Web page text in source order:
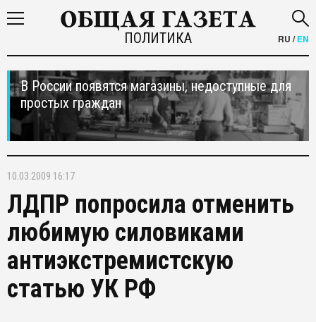
ПОЛИТИКА RU /EN
В России появятся магазины, недоступные для
простых граждан
10.03.2009 16:17
ЛДПР попросила отменить
любимую силовиками
антиэкстремистскую
статью УК РФ